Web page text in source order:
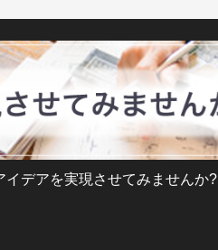
デアを実現させてみませんか?